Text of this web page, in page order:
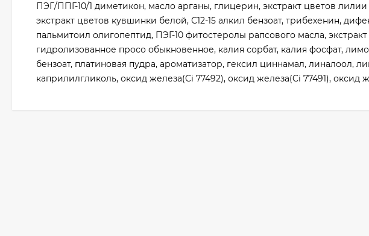
ПЭГ/ППГ-10/1 диметикон, масло арганы, глицерин, экстракт цветов
экстракт цветов кувшинки белой, С12-15 алкил бензоат, трибехенин,
пальмитоил олигопептид, ПЭГ-10 фитостеролы рапсового масла,
гидролизованное просо обыкновенное, калия сорбат, калия фосфат,
бензоат, платиновая пудра, ароматизатор, гексил циннамал, линалоол,
каприлилгликоль, оксид железа(Ci 77492), оксид железа(Ci 77491), оксид